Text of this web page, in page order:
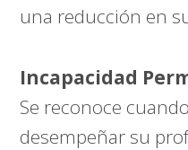
una reducción en
Incapacidad
Se reconoce
desempeñar su